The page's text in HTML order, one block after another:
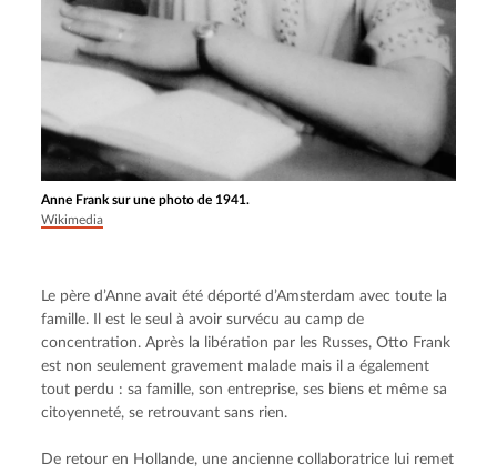
Anne Frank sur une photo de 1941.
Wikimedia
Le père d’Anne avait été déporté d’Amsterdam avec toute la
famille. Il est le seul à avoir survécu au camp de
concentration. Après la libération par les Russes, Otto Frank
est non seulement gravement malade mais il a également
tout perdu : sa famille, son entreprise, ses biens et même sa
citoyenneté, se retrouvant sans rien.
De retour en Hollande, une ancienne collaboratrice lui remet